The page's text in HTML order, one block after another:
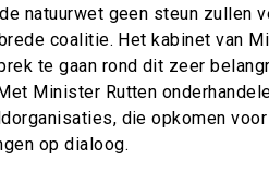
natuurwet geen steun zullen
coalitie. Het kabinet van
te gaan rond dit zeer
Minister Rutten
die opkomen
op dialoog.